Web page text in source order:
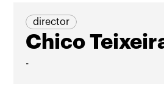
director
Chico
-